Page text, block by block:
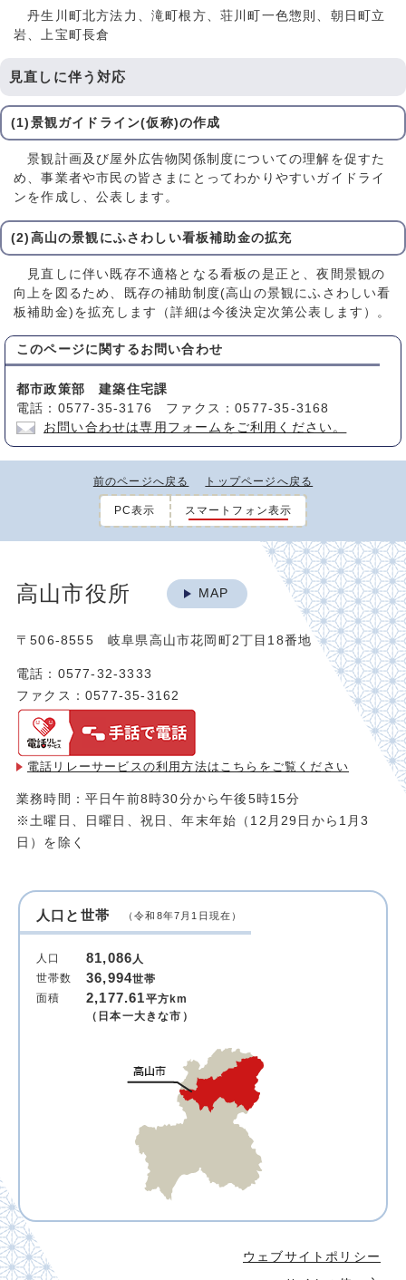
丹生川町北方法力、滝町根方、荘川町一色惣則、朝日町立
岩、上宝町長倉
見直しに伴う対応
(1)景観ガイドライン(仮称)の作成
景観計画及び屋外広告物関係制度についての理解を促すた
め、事業者や市民の皆さまにとってわかりやすいガイドライ
ンを作成し、公表します。
(2)高山の景観にふさわしい看板補助金の拡充
見直しに伴い既存不適格となる看板の是正と、夜間景観の
向上を図るため、既存の補助制度(高山の景観にふさわしい看
板補助金)を拡充します（詳細は今後決定次第公表します）。
このページに関する お問い合わせ
都市政策部 建築住宅課
電話：0577-35-3176 ファクス：0577-35-3168
お問い合わせは専用フォームをご利用ください。
前のページへ戻る トップページへ戻る
PC表示 スマートフォン表示
高山市役所 MAP
〒506-8555 岐阜県高山市花岡町2丁目18番地
電話：0577-32-3333
ファクス：0577-35-3162
電話リレーサービスの利用方法は こちらをご覧ください
業務時間：平日午前8時30分から午後5時15分
※土曜日、日曜日、祝日、年末年始（12月29日から1月3
日）を除く
人口と世帯 （令和8年7月1日現在）
人口 81,086人
世帯数
36,994世帯
面積
2,177.61平方km
（日本一大きな市）
ウェブサイトポリシー